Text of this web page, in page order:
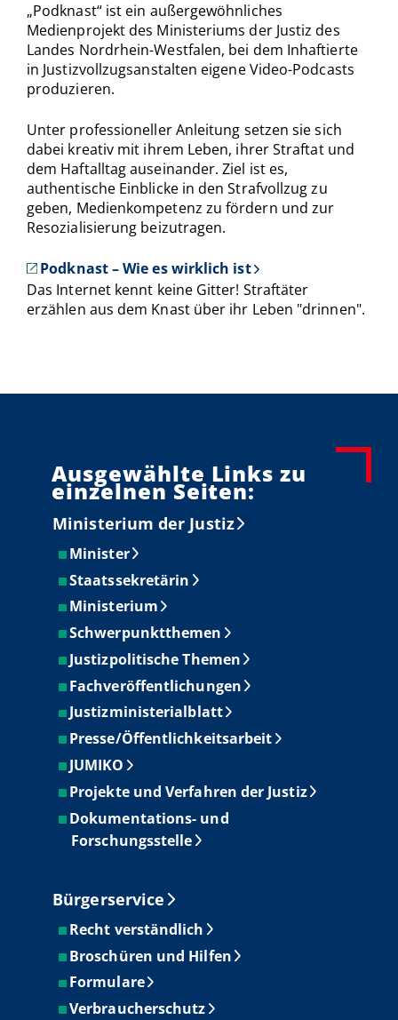
„Podknast“ist ein außergewöhnliches
Medienprojekt des Ministeriums der Justiz des
Landes Nordrhein-Westfalen, bei dem Inhaftierte
in Justizvollzugsanstalten eigene Video-Podcasts
produzieren.
Unter professioneller Anleitung setzen sie sich
dabei kreativ mit ihrem Leben, ihrer Straftat und
dem Haftalltag auseinander. Ziel ist es,
authentische Einblicke in den Strafvollzug zu
geben, Medienkompetenz zu fördern und zur
Resozialisierung beizutragen.
Podknast – Wie es wirklich ist
Das Internet kennt keine Gitter! Straftäter
erzählen aus dem Knast über ihr Leben "drinnen".
Ausgewählte Links zu
einzelnen Seiten:
Ministerium der Justiz
Minister
Staatssekretärin
Ministerium
Schwerpunktthemen
Justizpolitische Themen
Fachveröffentlichungen
Justizministerialblatt
Presse/Öffentlichkeitsarbeit
JUMIKO
Projekte und Verfahren der Justiz
Dokumentations- und
Forschungsstelle
Bürgerservice
Recht verständlich
Broschüren und Hilfen
Formulare
Verbraucherschutz